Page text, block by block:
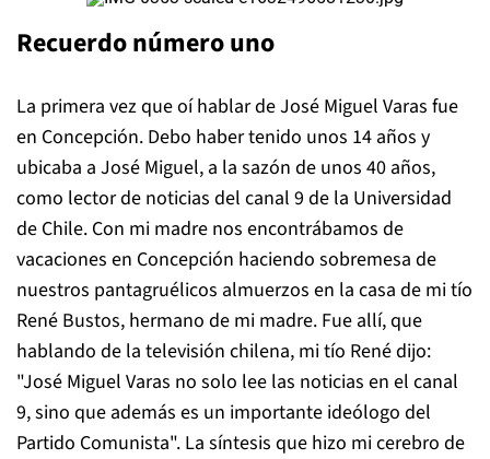
Recuerdo número uno
La primera vez que oí hablar de José Miguel Varas fue
en Concepción. Debo haber tenido unos 14 años y
ubicaba a José Miguel, a la sazón de unos 40 años,
como lector de noticias del canal 9 de la Universidad
de Chile. Con mi madre nos encontrábamos de
vacaciones en Concepción haciendo sobremesa de
nuestros pantagruélicos almuerzos en la casa de mi tío
René Bustos, hermano de mi madre. Fue allí, que
hablando de la televisión chilena, mi tío René dijo:
"José Miguel Varas no solo lee las noticias en el canal
9, sino que además es un importante ideólogo del
Partido Comunista". La síntesis que hizo mi cerebro de